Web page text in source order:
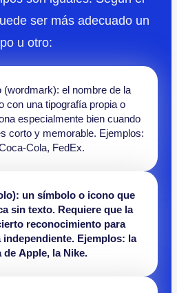
ser más adecuado un
u otro:
(wordmark): el nombre de la
con una tipografía propia o
especialmente bien cuando
corto y memorable. Ejemplos:
Cola, FedEx.
un símbolo o icono que
sin texto. Requiere que la
reconocimiento para
Ejemplos: la
de Apple, la Nike.